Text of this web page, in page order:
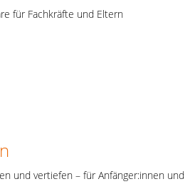
für Fachkräfte und Eltern
und vertiefen – für Anfänger:innen und